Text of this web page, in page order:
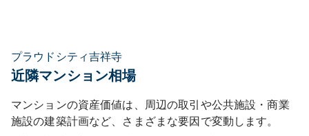
プラウドシティ吉祥寺
近隣マンション相場
マンションの資産価値は、周辺の取引や公共施設・商業
施設の建築計画など、さまざまな要因で変動します。